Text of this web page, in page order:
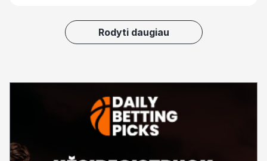
Rodyti daugiau